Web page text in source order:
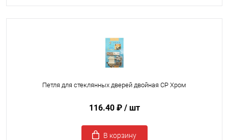
Петля для стеклянных дверей двойная CP Хром
116.40 ₽ / шт
В корзину